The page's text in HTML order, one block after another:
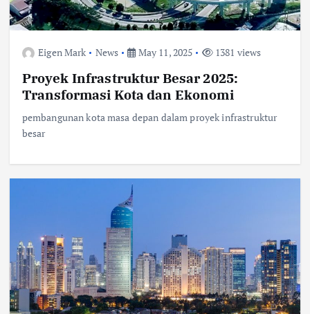
Eigen Mark News May 11, 2025 1381 views
Proyek Infrastruktur Besar 2025:
Transformasi Kota dan Ekonomi
pembangunan kota masa depan dalam proyek infrastruktur
besar